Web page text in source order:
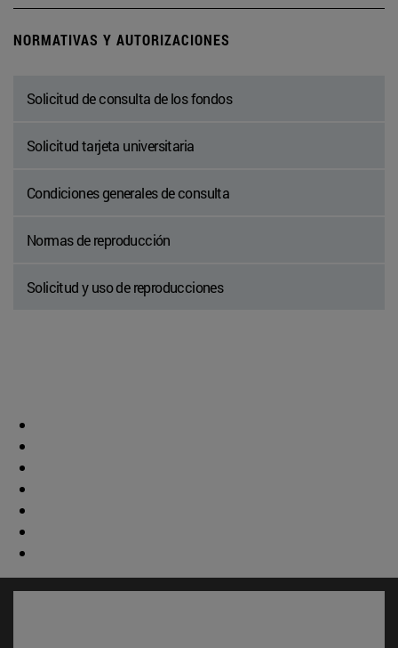
NORMATIVAS Y AUTORIZACIONES
Solicitud de consulta de los fondos
Solicitud tarjeta universitaria
Condiciones generales de consulta
Normas de reproducción
Solicitud y uso de reproducciones